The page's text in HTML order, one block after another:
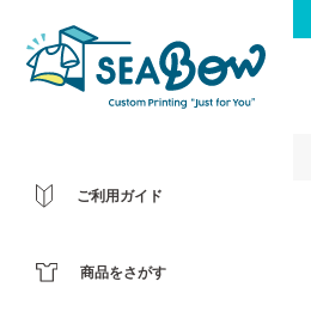
ご利用ガイド
商品をさがす